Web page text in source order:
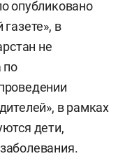
опубликовано
в
не
по
в рамках
дети,